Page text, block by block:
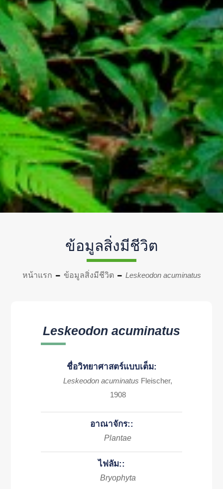
ข้อมูลสิ่งมีชีวิต
หน้าแรก ข้อมูลสิ่งมีชีวิต Leskeodon acuminatus
Leskeodon acuminatus
ชื่อวิทยาศาสตร์แบบเต็ม:
Leskeodon acuminatus Fleischer,
1908
อาณาจักร::
Plantae
ไฟลัม::
Bryophyta